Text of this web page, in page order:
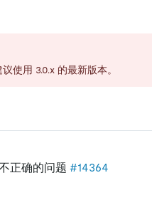
使用 3.0.x 的最新版本。
正确的问题 #14364